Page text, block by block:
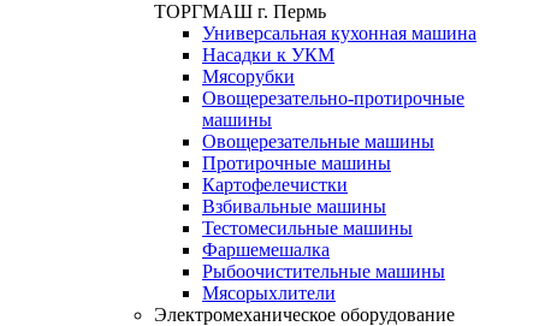
ТОРГМАШ г. Пермь
Универсальная кухонная машина
Насадки к УКМ
Мясорубки
Овощерезательно-протирочные
машины
Овощерезательные машины
Протирочные машины
Картофелечистки
Взбивальные машины
Тестомесильные машины
Фаршемешалка
Рыбоочистительные машины
Мясорыхлители
Электромеханическое оборудование